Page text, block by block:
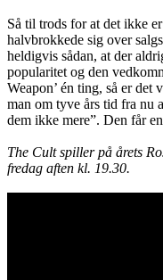
Så til trods for at det ikke
halvbrokkede sig over
heldigvis sådan, at der
popularitet og den
Weapon’ én ting, så er det
man om tyve års tid fra nu
dem ikke mere”. Den får
The Cult spiller på årets
fredag aften kl. 19.30.